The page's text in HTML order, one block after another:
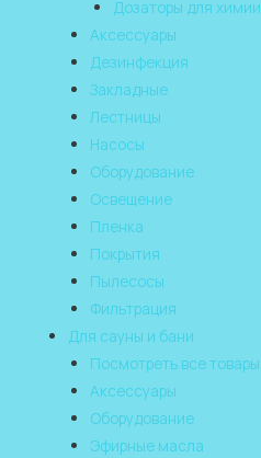
Дозаторы для химии
Аксессуары
Дезинфекция
Закладные
Лестницы
Насосы
Оборудование
Освещение
Пленка
Покрытия
Пылесосы
Фильтрация
Для сауны и бани
Посмотреть все товары
Аксессуары
Оборудование
Эфирные масла